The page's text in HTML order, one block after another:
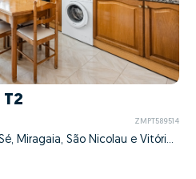
ZMPT589514
Cedofeita, Santo Ildefonso, Sé, Miragaia, São Nicolau e Vitória, Porto, Porto